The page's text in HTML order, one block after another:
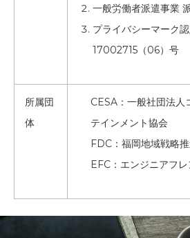
一般労働者派遣事業
プライバシーマーク
17002715（06）号
所属団
体
CESA：一般社団法人
テインメント協会
FDC：福岡地域戦略
EFC：エンジニアフ